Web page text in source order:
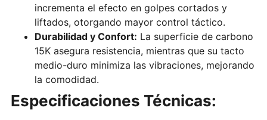
incrementa el efecto en golpes cortados y
liftados, otorgando mayor control táctico.
Durabilidad y Confort: La superficie de carbono
15K asegura resistencia, mientras que su tacto
medio-duro minimiza las vibraciones, mejorando
la comodidad.
Especificaciones Técnicas: